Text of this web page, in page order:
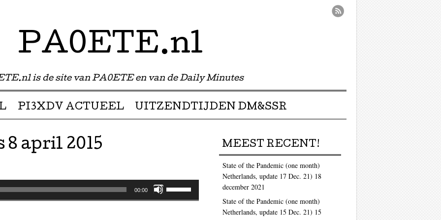
PA0ETE.nl
is de site van PA0ETE en van de Daily Minutes
PI3XDV ACTUEEL UITZENDTIJDEN DM&SSR
april 2015
00:00
Omhoog/Omlaag
MEEST RECENT!
State of the Pandemic (one month)
Netherlands, update 17 Dec. 21) 18
december 2021
State of the Pandemic (one month)
Netherlands, update 15 Dec. 21) 15